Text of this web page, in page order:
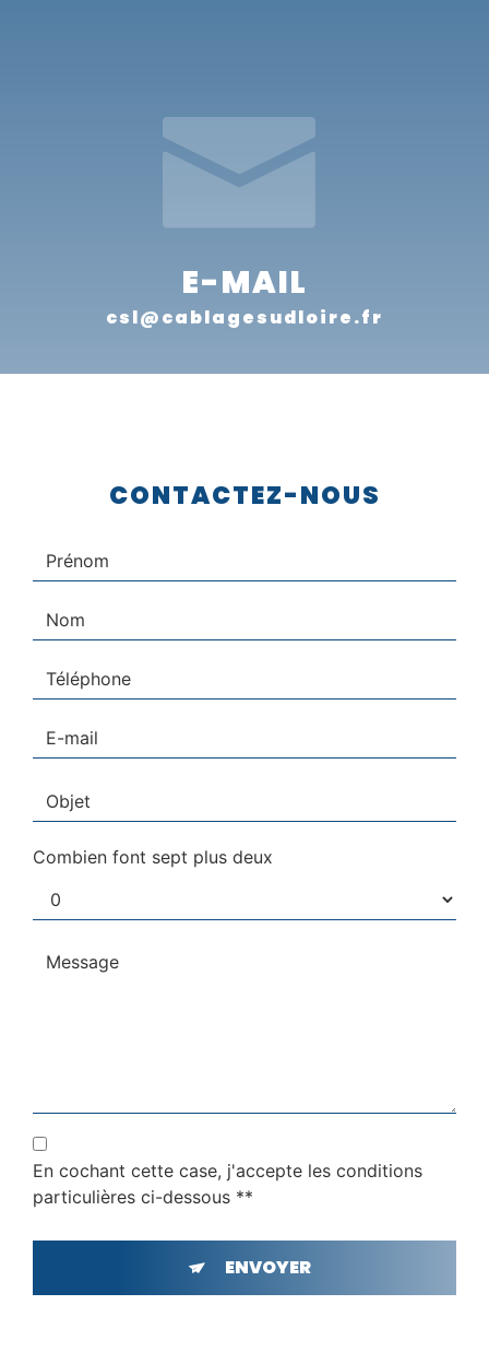
E-MAIL
csl@cablagesudloire.fr
CONTACTEZ-NOUS
Combien font sept plus deux
En cochant cette case, j'accepte les conditions
particulières ci-dessous **
ENVOYER